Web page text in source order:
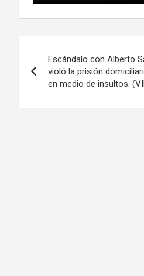
de
Escándalo con Alberto
violó la prisión
en medio de insultos.